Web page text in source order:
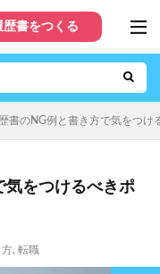
歴書をつくる
書のNG例と書き方で気をつけ
気をつけるべきポ
方, 転職